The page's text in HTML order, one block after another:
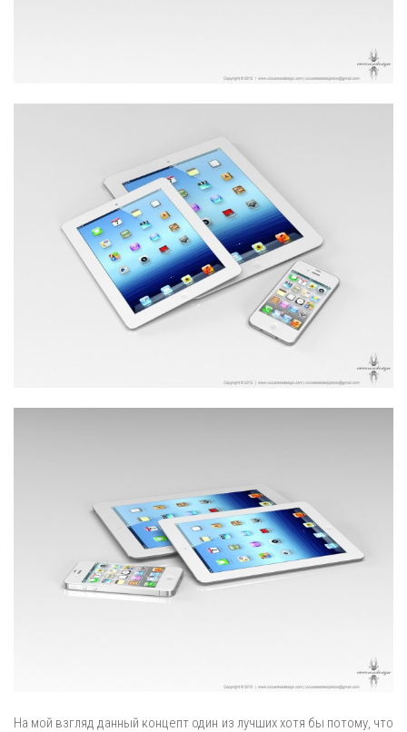
На мой взгляд данный концепт один из лучших хотя бы потому, что